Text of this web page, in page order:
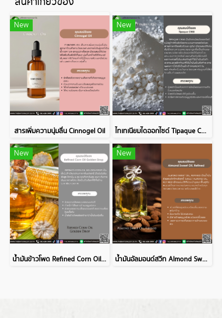
New
สารเพิ่มความนุ่มลื่น Cinnogel Oil
New
ไทเทเนียมไดออกไซด์ Tipaque CR50
New
น้ำมันข้าวโพด Refined Corn Oil Golden Drop
New
น้ำมันอัลมอนด์สวีท Almond Sweet Oil, Refined